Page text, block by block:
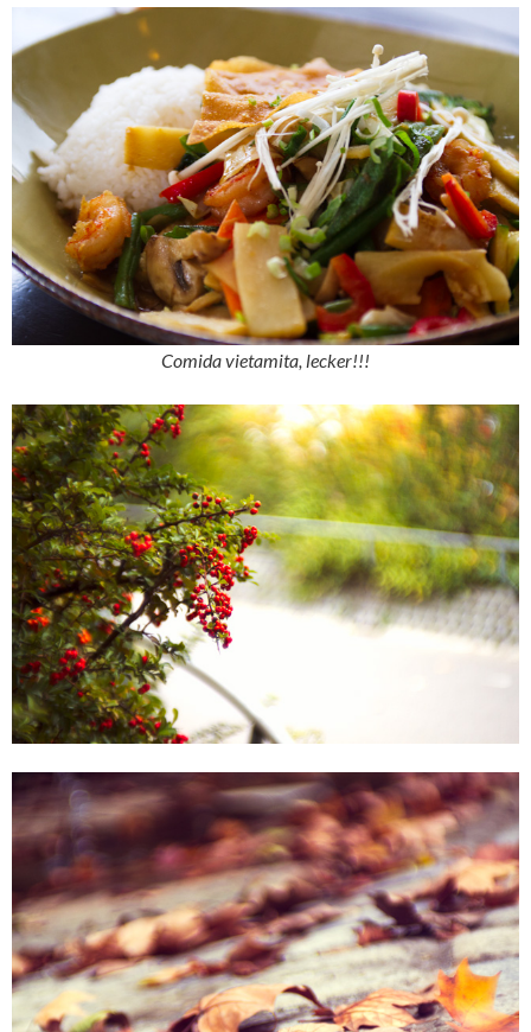
Comida vietamita, lecker!!!